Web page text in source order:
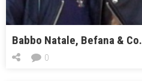
Babbo Natale, Befana & Co.
0